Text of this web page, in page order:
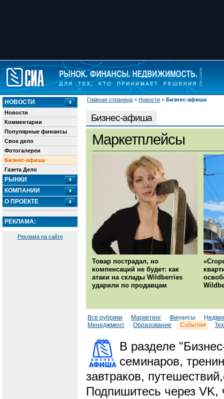
Главная страница » Новости » Бизнес-афиша
НОВОСТИ
Новости
Комментарии
Популярные финансы
Свое дело
Фотогалереи
Бизнес-афиша
Газета Дело
РЫНКИ
КОМПАНИИ
О ПРОЕКТЕ
РЕКЛАМА:
Реклама на сайте
Бизнес-афиша
Маркетплейсы
Товар пострадал, но
компенсаций не будет: как
атаки на склады Wildberries
ударили по продавцам
Все рубрики Маркетинг Финансы
Менеджмент
Образование События
В разделе
семинаров,
завтраков,
Подпишитесь через